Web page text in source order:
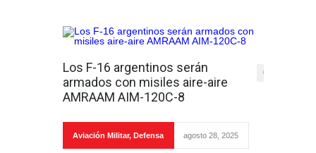
Los F-16 argentinos serán
armados con misiles aire-aire
AMRAAM AIM-120C-8
0
Aviación Militar, Defensa agosto 28, 2025